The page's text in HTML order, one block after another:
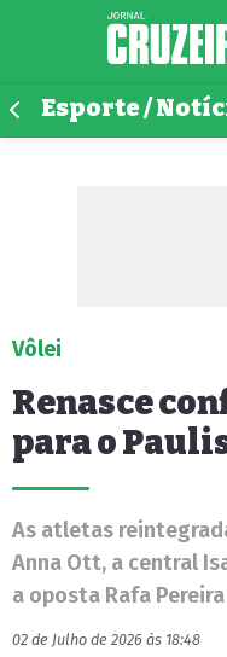
Esporte /
Vôlei
Renasce
para o
As atletas
Anna Ott, a central
a oposta Rafa Pereira
02 de Julho de 2026 às 18:48